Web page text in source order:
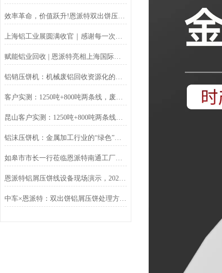
效率革命，价值跃升!恩派特双出饼压饼机全新升级，重塑金属回收
上海铝工业展圆满收官｜感谢每一次相遇，我们明年再见！
赋能铝业回收 | 恩派特亮相上海国际铝工业展
铝销压饼机：机械废铝回收资源化的环保核心设备
客户实测：1250吨+800吨两条线，废料回收从成本中心变利润来源
昆山客户实测：1250吨+800吨两条线，废料回收从成本中心变利润来源
铝沫压饼机：金属加工行业的“绿色”增值引擎
如皋市市长一行莅临恩派特南通工厂调研指导
恩派特铝屑压饼线设备现场演示，2025年上海铝工业展现场人气狂飙
中车×恩派特：双出饼铝屑压饼处理方案落地，高效破解金属废屑难题！